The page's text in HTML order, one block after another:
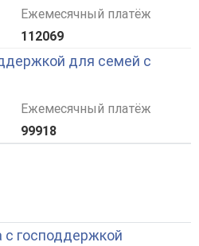
Ежемесячный платёж
112069
для семей с
Ежемесячный платёж
99918
господдержкой